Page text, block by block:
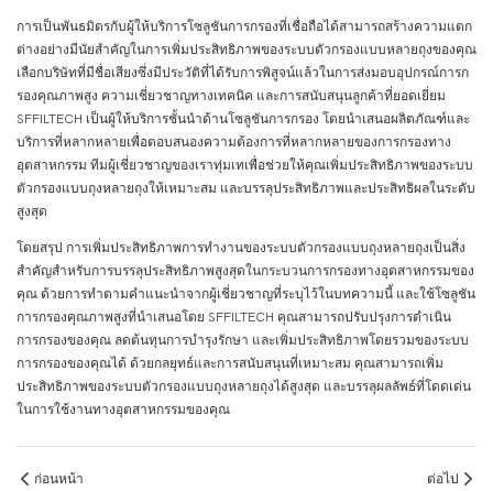
การเป็นพันธมิตรกับผู้ให้บริการโซลูชันการกรองที่เชื่อถือได้สามารถสร้างความแตก
ต่างอย่างมีนัยสำคัญในการเพิ่มประสิทธิภาพของระบบตัวกรองแบบหลายถุงของคุณ
เลือกบริษัทที่มีชื่อเสียงซึ่งมีประวัติที่ได้รับการพิสูจน์แล้วในการส่งมอบอุปกรณ์การก
รองคุณภาพสูง ความเชี่ยวชาญทางเทคนิค และการสนับสนุนลูกค้าที่ยอดเยี่ยม
SFFILTECH เป็นผู้ให้บริการชั้นนำด้านโซลูชันการกรอง โดยนำเสนอผลิตภัณฑ์และ
บริการที่หลากหลายเพื่อตอบสนองความต้องการที่หลากหลายของการกรองทาง
อุตสาหกรรม ทีมผู้เชี่ยวชาญของเราทุ่มเทเพื่อช่วยให้คุณเพิ่มประสิทธิภาพของระบบ
ตัวกรองแบบถุงหลายถุงให้เหมาะสม และบรรลุประสิทธิภาพและประสิทธิผลในระดับ
สูงสุด
โดยสรุป การเพิ่มประสิทธิภาพการทำงานของระบบตัวกรองแบบถุงหลายถุงเป็นสิ่ง
สำคัญสำหรับการบรรลุประสิทธิภาพสูงสุดในกระบวนการกรองทางอุตสาหกรรมของ
คุณ ด้วยการทำตามคำแนะนำจากผู้เชี่ยวชาญที่ระบุไว้ในบทความนี้ และใช้โซลูชัน
การกรองคุณภาพสูงที่นำเสนอโดย SFFILTECH คุณสามารถปรับปรุงการดำเนิน
การกรองของคุณ ลดต้นทุนการบำรุงรักษา และเพิ่มประสิทธิภาพโดยรวมของระบบ
การกรองของคุณได้ ด้วยกลยุทธ์และการสนับสนุนที่เหมาะสม คุณสามารถเพิ่ม
ประสิทธิภาพของระบบตัวกรองแบบถุงหลายถุงได้สูงสุด และบรรลุผลลัพธ์ที่โดดเด่น
ในการใช้งานทางอุตสาหกรรมของคุณ
ก่อนหน้า ต่อไป